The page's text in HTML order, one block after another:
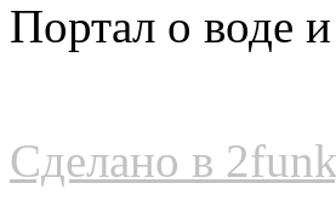
Портал о воде
Сделано в